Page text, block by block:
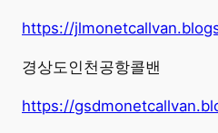
https://
경상도인천공항콜밴
https://